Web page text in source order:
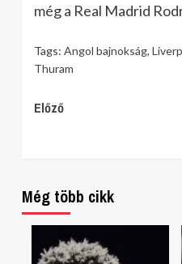
még a Real Madrid
Tags: Angol bajnokság,
Thuram
Continue
Előző
Még több cikk